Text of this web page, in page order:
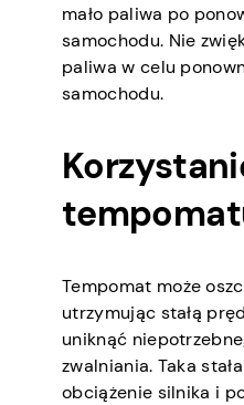
mało paliwa po
samochodu. Nie
paliwa w celu
samochodu.
Tempomat może
utrzymując stałą
uniknąć
zwalniania. Taka
obciążenie silnika i